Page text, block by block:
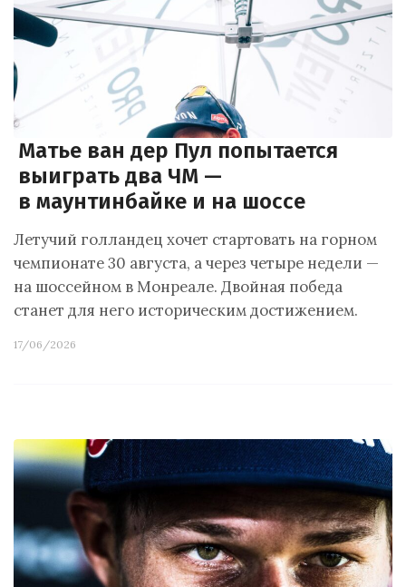
Матье ван дер Пул попытается
выиграть два ЧМ —
в маунтинбайке и на шоссе
Летучий голландец хочет стартовать на горном
чемпионате 30 августа, а через четыре недели —
на шоссейном в Монреале. Двойная победа
станет для него историческим достижением.
17/06/2026